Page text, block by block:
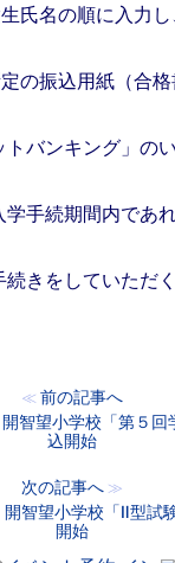
氏名の順に入力
の振込用紙（合格
バンキング」の
手続期間内であ
続きをしていただ
≪ 前の記事へ
智望小学校「第５回
込開始
次の記事へ ≫
智望小学校「Ⅱ型試
開始